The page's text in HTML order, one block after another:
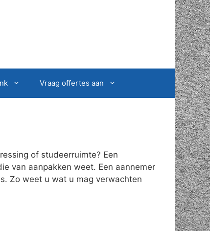
Vraag offertes aan
of studeerruimte? Een
van aanpakken weet. Een aannemer
Zo weet u wat u mag verwachten